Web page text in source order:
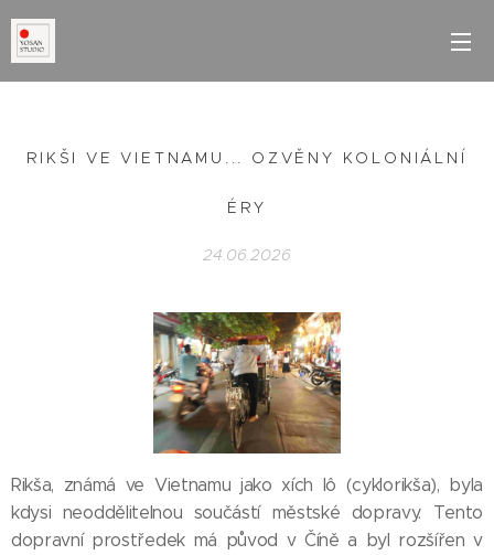
RIKŠI VE VIETNAMU... OZVĚNY KOLONIÁLNÍ
ÉRY
24.06.2026
Rikša, známá ve Vietnamu jako xích lô (cyklorikša), byla
kdysi neoddělitelnou součástí městské dopravy. Tento
dopravní prostředek má původ v Číně a byl rozšířen v